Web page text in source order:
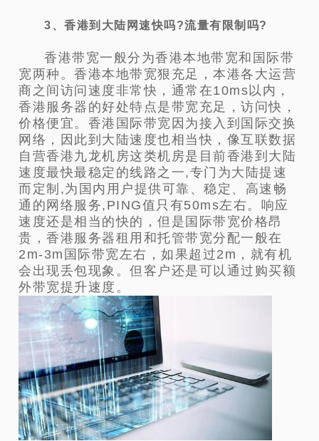
3、香港到大陆网速快吗?流量有限制吗?
香港带宽一般分为香港本地带宽和国际带
宽两种。香港本地带宽狠充足，本港各大运营
商之间访问速度非常快，通常在10ms以内，
香港服务器的好处特点是带宽充足，访问快，
价格便宜。香港国际带宽因为接入到国际交换
网络，因此到大陆速度也相当快，像互联数据
自营香港九龙机房这类机房是目前香港到大陆
速度最快最稳定的线路之一,专门为大陆提速
而定制,为国内用户提供可靠、稳定、高速畅
通的网络服务,PING值只有50ms左右。响应
速度还是相当的快的，但是国际带宽价格昂
贵，香港服务器租用和托管带宽分配一般在
2m-3m国际带宽左右，如果超过2m，就有机
会出现丢包现象。但客户还是可以通过购买额
外带宽提升速度。